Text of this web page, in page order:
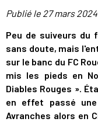
Publié le 27 mars 2024
Peu de suiveurs du
sans doute, mais
sur le banc du FC
mis les pieds en
Diables Rouges ».
en effet passé
Avranches alors en